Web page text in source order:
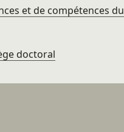
et de compétences du
doctoral